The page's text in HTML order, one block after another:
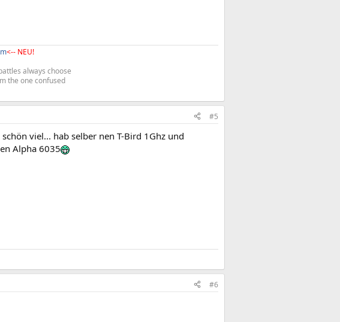
<-- NEU!
always choose
the one confused
#5
viel... hab selber nen T-Bird 1Ghz und
Alpha 6035
#6